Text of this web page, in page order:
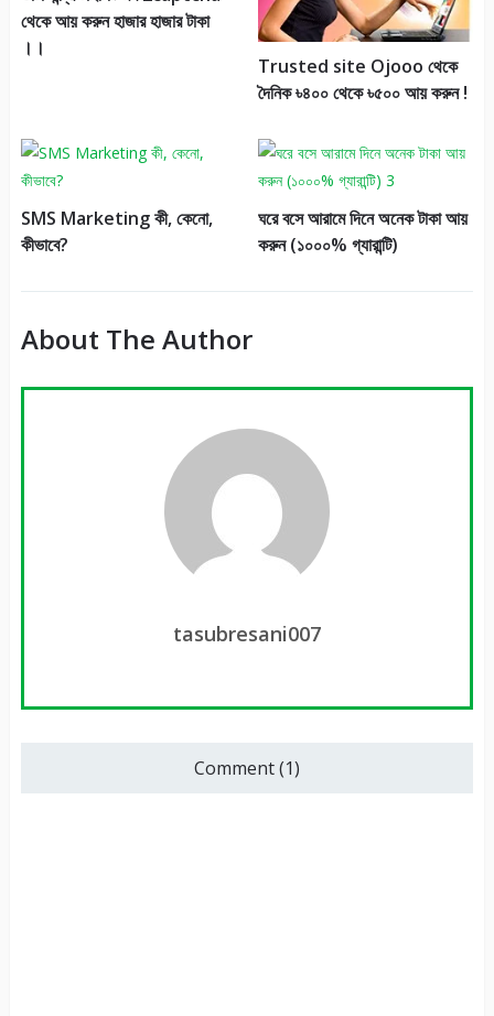
থেকে আয় করুন হাজার হাজার টাকা
।।
Trusted site Ojooo থেকে
দৈনিক ৳৪০০ থেকে ৳৫০০ আয় করুন !
SMS Marketing কী, কেনো,
কীভাবে?
ঘরে বসে আরামে দিনে অনেক টাকা আয়
করুন (১০০০% গ্যারান্টি)
About The Author
tasubresani007
Comment (1)